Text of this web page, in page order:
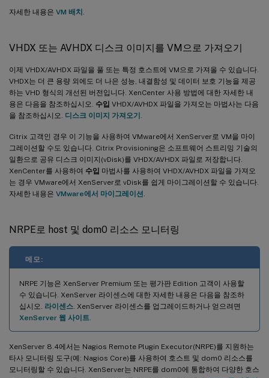
자세한 내용은 VM 배치
VHDX 또는 AVHDX 디스크 이미지를 VM으로 가져오기
이제 VHDX/AVHDX 파일을 풀 또는 특정 호스트에 VM으로 가져올 수 있습니다.
VHDX는 더 큰 용량 외에도 더 나은 성능, 내결함성 및 데이터 보호 기능을 제공
하는 VHD 형식의 개선된 버전입니다. XenCenter 사용 방법에 대한 자세한 내
용은 다음을 참조하십시오. 수입 VHDX/AVHDX 파일을 가져오는 마법사는 다음
을 참조하십시오. 디스크 이미지 가져오기
Citrix 고객인 경우 이 기능을 사용하여 VMware에서 XenServer로 VM을 마이
그레이션할 수도 있습니다. Citrix Provisioning은 소프트웨어 스트리밍 기술의
일환으로 공유 디스크 이미지(vDisk)를 VHDX/AVHDX 파일로 저장합니다.
XenCenter를 사용하여 수입 마법사를 사용하여 VHDX/AVHDX 파일을 가져오
는 경우 VMware에서 XenServer로 vDisk를 쉽게 마이그레이션할 수 있습니다.
자세한 내용은 VMware에서 마이그레이션
NRPE로 host 및 dom0 리소스 모니터링
메모:
NRPE 기능은 XenServer Premium 또는 평가판 Edition 고객이 사용할
수 있습니다. XenServer 라이센스에 대한 자세한 내용은 다음을 참조하
십시오. 라이센스 . XenServer 라이센스를 업그레이드하거나 얻으려면
XenServer 웹 사이트
XenServer 8.4에서는 Nagios Remote Plugin Executor(NRPE)를 지원하는
타사 모니터링 도구(예: Nagios Core)를 사용하여 호스트 및 dom0 리소스를
모니터링할 수 있습니다. XenServer는 NRPE를 dom0에 통합하여 다양한 호스